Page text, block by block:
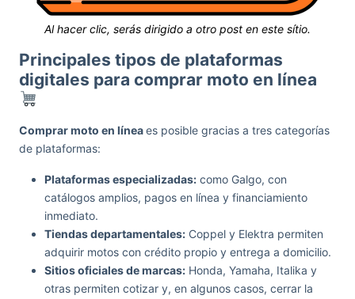
Al hacer clic, serás dirigido a otro post en este sítio.
Principales tipos de plataformas
digitales para comprar moto en línea
Comprar moto en líneaes posible gracias a tres categorías
de plataformas:
Plataformas especializadas: como Galgo, con
catálogos amplios, pagos en línea y financiamiento
inmediato.
Tiendas departamentales: Coppel y Elektra permiten
adquirir motos con crédito propio y entrega a domicilio.
Sitios oficiales de marcas: Honda, Yamaha, Italika y
otras permiten cotizar y, en algunos casos, cerrar la